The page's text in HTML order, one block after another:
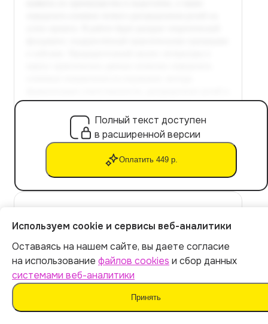
Полный текст доступен
в расширенной версии
Оплатить 449 р.
поддержки распределения
ответственности в управлении
проектами
Описываются современные инструменты и технологии
для управления распределением ответственности в
Итог:449р.
Оплатить
Используем cookie и сервисы веб-аналитики
Оставаясь на нашем сайте, вы даете согласие
на использование файлов cookies и сбор данных
системами веб-аналитики
Принять